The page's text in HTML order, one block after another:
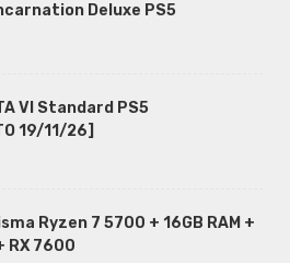
Deluxe PS5
VI Standard PS5
19/11/26]
Ryzen 7 5700 + 16GB RAM +
RX 7600